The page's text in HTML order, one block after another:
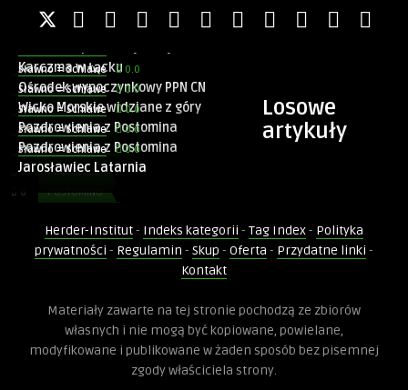
Losowe
artykuły
0 ŁĄCKO
Sławno = Schlawe 0.0
Dom Hansa Lange w Łącku
0 KORLINO
Sławno = Schlawe 0.0
0 ŁĄCKO
0.0
Karczma w Łącku
0 JAROSŁAWIEC
Sławno = Schlawe 0.0
Ośrodek wypoczynkowy PPN CN
0 WICKO MORSKIE
Sławno = Schlawe 0.0
Wicko Morskie widziane z góry
0 POSTOMINO
Sławno = Schlawe 0.0
Pozdrowienia z Postomina
0 POSTOMINO
Sławno = Schlawe 0.0
Pozdrowienia z Postomina
Sławno = Schlawe 0.0
Jarosławiec Latarnia
JAROSŁAWIEC
Sławno = Schlawe 0.0
Jarosławiec nad morzem bałtyckim
Herder-Institut- Indeks kategorii - Tag Index- Polityka
prywatności - Regulamin - Skup - Oferta - Przydatne linki -
Kontakt
Materiały zawarte na tej stronie pochodzą ze zbiorów
własnych i nie mogą być kopiowane, powielane,
modyfikowane i publikowane w żaden sposób bez pisemnej
zgody właściciela strony.
Te pliki cookie
opcjonalne. Są
one potrzebne
do
funkcjonowania
strony
internetowej.
Abyśmy mogli
funkcjonalność
i strukturę
tego, jak
strona jest
używana.